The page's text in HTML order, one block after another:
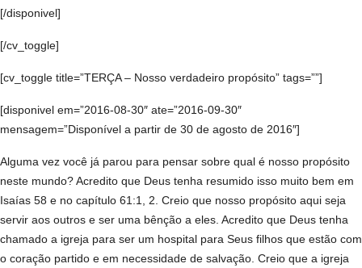
[/disponivel]
[/cv_toggle]
[cv_toggle title=”TERÇA – Nosso verdadeiro propósito” tags=””]
[disponivel em=”2016-08-30″ ate=”2016-09-30″
mensagem=”Disponível a partir de 30 de agosto de 2016″]
Alguma vez você já parou para pensar sobre qual é nosso propósito
neste mundo? Acredito que Deus tenha resumido isso muito bem em
Isaías 58 e no capítulo 61:1, 2. Creio que nosso propósito aqui seja
servir aos outros e ser uma bênção a eles. Acredito que Deus tenha
chamado a igreja para ser um hospital para Seus filhos que estão com
o coração partido e em necessidade de salvação. Creio que a igreja